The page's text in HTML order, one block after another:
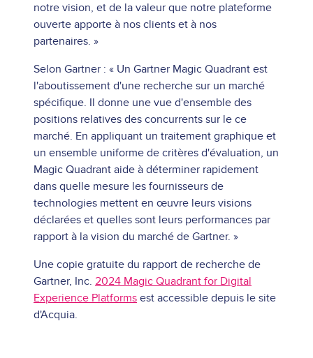
notre vision, et de la valeur que notre plateforme
ouverte apporte à nos clients et à nos
partenaires. »
Selon Gartner : « Un Gartner Magic Quadrant est
l'aboutissement d'une recherche sur un marché
spécifique. Il donne une vue d'ensemble des
positions relatives des concurrents sur le ce
marché. En appliquant un traitement graphique et
un ensemble uniforme de critères d'évaluation, un
Magic Quadrant aide à déterminer rapidement
dans quelle mesure les fournisseurs de
technologies mettent en œuvre leurs visions
déclarées et quelles sont leurs performances par
rapport à la vision du marché de Gartner. »
Une copie gratuite du rapport de recherche de
Gartner, Inc. 2024 Magic Quadrant for Digital
Experience Platforms est accessible depuis le site
d'Acquia.